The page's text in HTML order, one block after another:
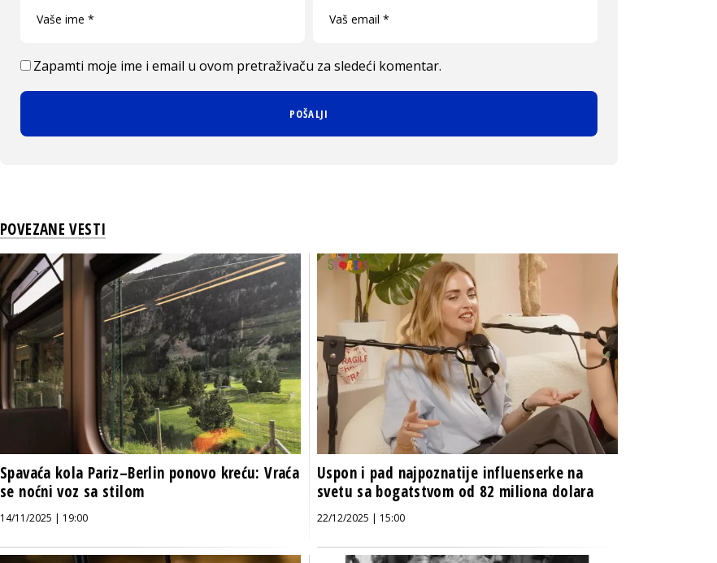
Zapamti moje ime i email u ovom pretraživaču za sledeći komentar.
POVEZANE VESTI
Spavaća kola Pariz–Berlin ponovo kreću: Vraća
se noćni voz sa stilom
14/11/2025 | 19:00
Uspon i pad najpoznatije influenserke na
svetu sa bogatstvom od 82 miliona dolara
22/12/2025 | 15:00